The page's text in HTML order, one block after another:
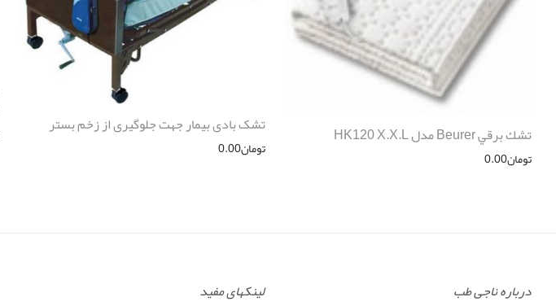
تشك برقي Beurer مدل HK120 X.X.L
تومان0.00
تشک بادی بیمار جهت جلوگیری از زخم بستر
تومان0.00
درباره ناجی طب
لینکهای مفید